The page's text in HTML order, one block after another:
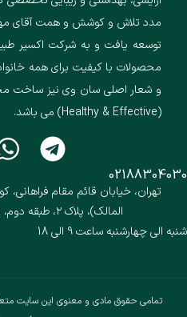
مدد تلاش و کوشش و همت آقای
توسعه یافت و به شرکت اکسیر
محصولات با کیفیت برای همه
و شعار اصلی سان وی نیز ساخت
(Healthy & Effective) می باشد.
02188304030
تهران، خیابان قائم مقام
المالک)، پلاک ۲، طبقه دوم، واحد۴
شنبه الی چهارشنبه ساعت 9 الی 18
تمامی حقوق مادی و معنوی این سایت